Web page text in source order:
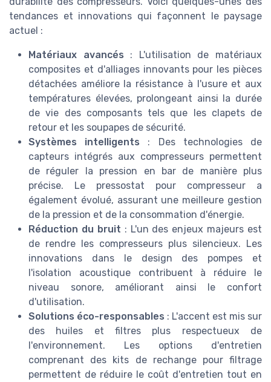
tendances et innovations qui façonnent le paysage
actuel :
Matériaux avancés : L'utilisation de matériaux
composites et d'alliages innovants pour les pièces
détachées améliore la résistance à l'usure et aux
températures élevées, prolongeant ainsi la durée
de vie des composants tels que les clapets de
retour et les soupapes de sécurité.
Systèmes intelligents : Des technologies de
capteurs intégrés aux compresseurs permettent
de réguler la pression en bar de manière plus
précise. Le pressostat pour compresseur a
également évolué, assurant une meilleure gestion
de la pression et de la consommation d'énergie.
Réduction du bruit : L'un des enjeux majeurs est
de rendre les compresseurs plus silencieux. Les
innovations dans le design des pompes et
l'isolation acoustique contribuent à réduire le
niveau sonore, améliorant ainsi le confort
d'utilisation.
Solutions éco-responsables : L'accent est mis sur
des huiles et filtres plus respectueux de
l'environnement. Les options d'entretien
comprenant des kits de rechange pour filtrage
permettent de réduire le coût d'entretien tout en